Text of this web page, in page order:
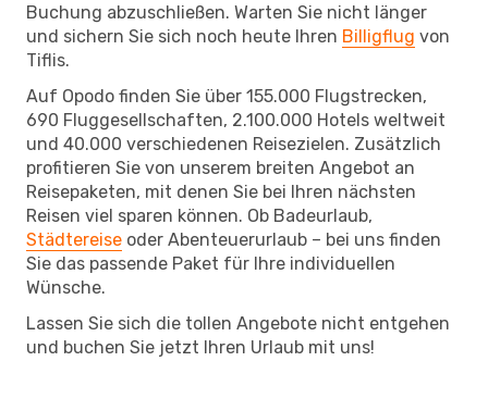
Buchung abzuschließen. Warten Sie nicht länger
und sichern Sie sich noch heute Ihren Billigflug von
Tiflis.
Auf Opodo finden Sie über 155.000 Flugstrecken,
690 Fluggesellschaften, 2.100.000 Hotels weltweit
und 40.000 verschiedenen Reisezielen. Zusätzlich
profitieren Sie von unserem breiten Angebot an
Reisepaketen, mit denen Sie bei Ihren nächsten
Reisen viel sparen können. Ob Badeurlaub,
Städtereise oder Abenteuerurlaub – bei uns finden
Sie das passende Paket für Ihre individuellen
Wünsche.
Lassen Sie sich die tollen Angebote nicht entgehen
und buchen Sie jetzt Ihren Urlaub mit uns!